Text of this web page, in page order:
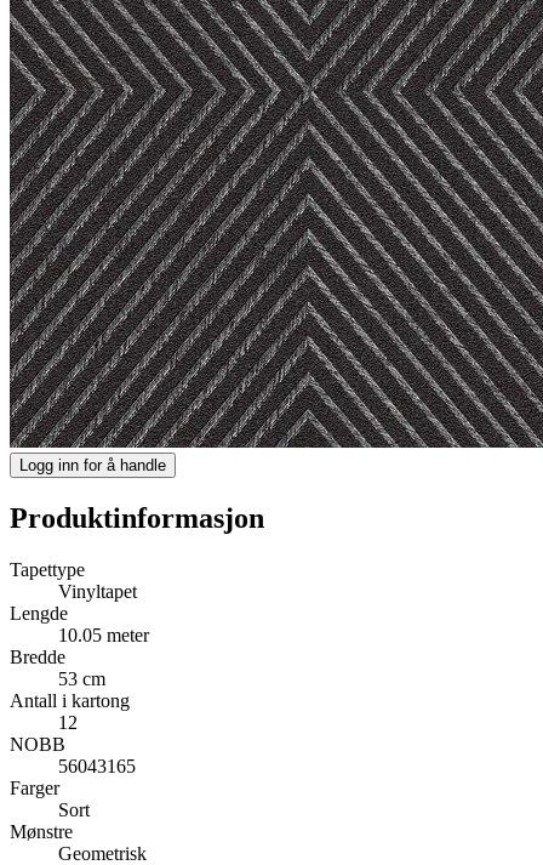
Logg inn for å handle
Produktinformasjon
Tapettype
Vinyltapet
Lengde
10.05 meter
Bredde
53 cm
Antall i kartong
12
NOBB
56043165
Farger
Sort
Mønstre
Geometrisk